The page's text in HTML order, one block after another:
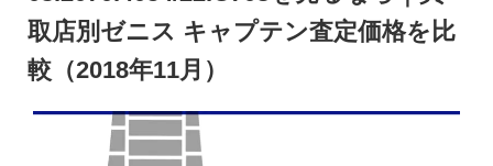
取店別ゼニス キャプテン査定価格を比
較（2018年11月）